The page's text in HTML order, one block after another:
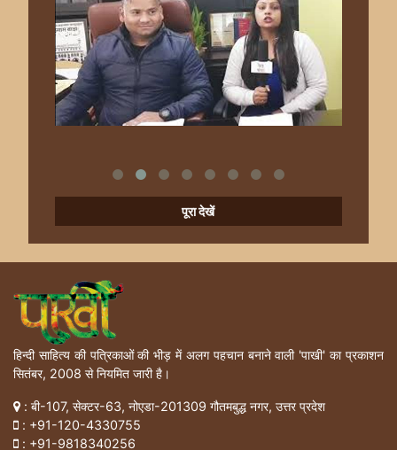
पूरा देखें
हिन्दी साहित्य की पत्रिकाओं की भीड़ में अलग पहचान बनाने वाली 'पाखी' का प्रकाशन
सितंबर, 2008 से नियमित जारी है।
: बी-107, सेक्टर-63, नोएडा-201309 गौतमबुद्ध नगर, उत्तर प्रदेश
: +91-120-4330755
: +91-9818340256